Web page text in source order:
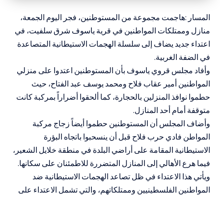
المسار :هاجمت مجموعة من المستوطنين، فجر اليوم الجمعة،
منازل وممتلكات المواطنين في قرية ياسوف شرق سلفيت، في
اعتداء جديد يضاف إلى سلسلة الهجمات الاستيطانية المتصاعدة
في الضفة الغربية.
وأفاد مجلس قروي ياسوف بأن المستوطنين اعتدوا على منزلي
المواطنين أمير عقاب فلاح ومحمد يوسف عبد الفتاح، حيث
حطموا نوافذ المنزلين بالحجارة، كما ألحقوا أضراراً بمركبة كانت
متوقفة أمام أحد المنازل.
وأضاف المجلس أن المستوطنين حطموا أيضاً زجاج مركبة
المواطن فادي حرب فلاح قبل أن ينسحبوا باتجاه البؤرة
الاستيطانية المقامة على أراضي البلدة في منطقة خلايل الشعير،
فيما هرع الأهالي إلى المنازل المتضررة للاطمئنان على سكانها.
ويأتي هذا الاعتداء في ظل تصاعد الهجمات الاستيطانية ضد
المواطنين الفلسطينيين وممتلكاتهم، والتي تشمل الاعتداء على